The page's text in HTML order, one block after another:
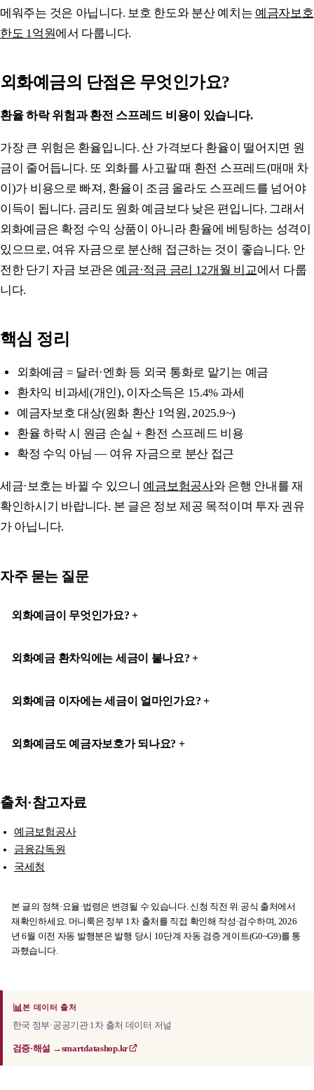
메워주는 것은 아닙니다. 보호 한도와 분산 예치는 예금자보호
한도 1억원에서 다룹니다.
외화예금의 단점은 무엇인가요?
환율 하락 위험과 환전 스프레드 비용이 있습니다.
가장 큰 위험은 환율입니다. 산 가격보다 환율이 떨어지면 원
금이 줄어듭니다. 또 외화를 사고팔 때 환전 스프레드(매매 차
이)가 비용으로 빠져, 환율이 조금 올라도 스프레드를 넘어야
이득이 됩니다. 금리도 원화 예금보다 낮은 편입니다. 그래서
외화예금은 확정 수익 상품이 아니라 환율에 베팅하는 성격이
있으므로, 여유 자금으로 분산해 접근하는 것이 좋습니다. 안
전한 단기 자금 보관은 예금·적금 금리 12개월 비교에서 다룹
니다.
핵심 정리
외화예금 = 달러·엔화 등 외국 통화로 맡기는 예금
환차익 비과세(개인), 이자소득은 15.4% 과세
예금자보호 대상(원화 환산 1억원, 2025.9~)
환율 하락 시 원금 손실 + 환전 스프레드 비용
확정 수익 아님 — 여유 자금으로 분산 접근
세금·보호는 바뀔 수 있으니 예금보험공사와 은행 안내를 재
확인하시기 바랍니다. 본 글은 정보 제공 목적이며 투자 권유
가 아닙니다.
자주 묻는 질문
외화예금이 무엇인가요?
외화예금 환차익에는 세금이 붙나요?
외화예금 이자에는 세금이 얼마인가요?
외화예금도 예금자보호가 되나요?
출처·참고자료
예금보험공사
금융감독원
국세청
본 글의 정책·요율·법령은 변경될 수 있습니다. 신청 직전 위 공식 출처에서
재확인하세요. 머니룩은 정부 1차 출처를 직접 확인해 작성·검수하며, 2026
년 6월 이전 자동 발행분은 발행 당시 10단계 자동 검증 게이트(G0~G9)를 통
과했습니다.
📊본 데이터 출처
한국 정부·공공기관 1차 출처 데이터 저널
검증·해설 →smartdatashop.kr